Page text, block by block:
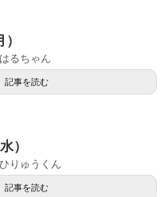
るちゃん
記事を読む
）
りゅうくん
記事を読む